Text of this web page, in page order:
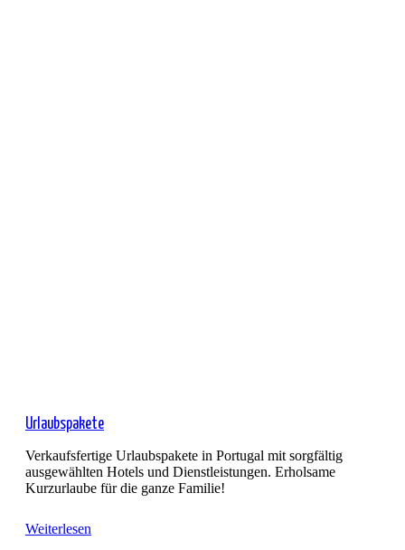
Urlaubspakete
Verkaufsfertige Urlaubspakete in Portugal mit sorgfältig
ausgewählten Hotels und Dienstleistungen. Erholsame
Kurzurlaube für die ganze Familie!
Weiterlesen